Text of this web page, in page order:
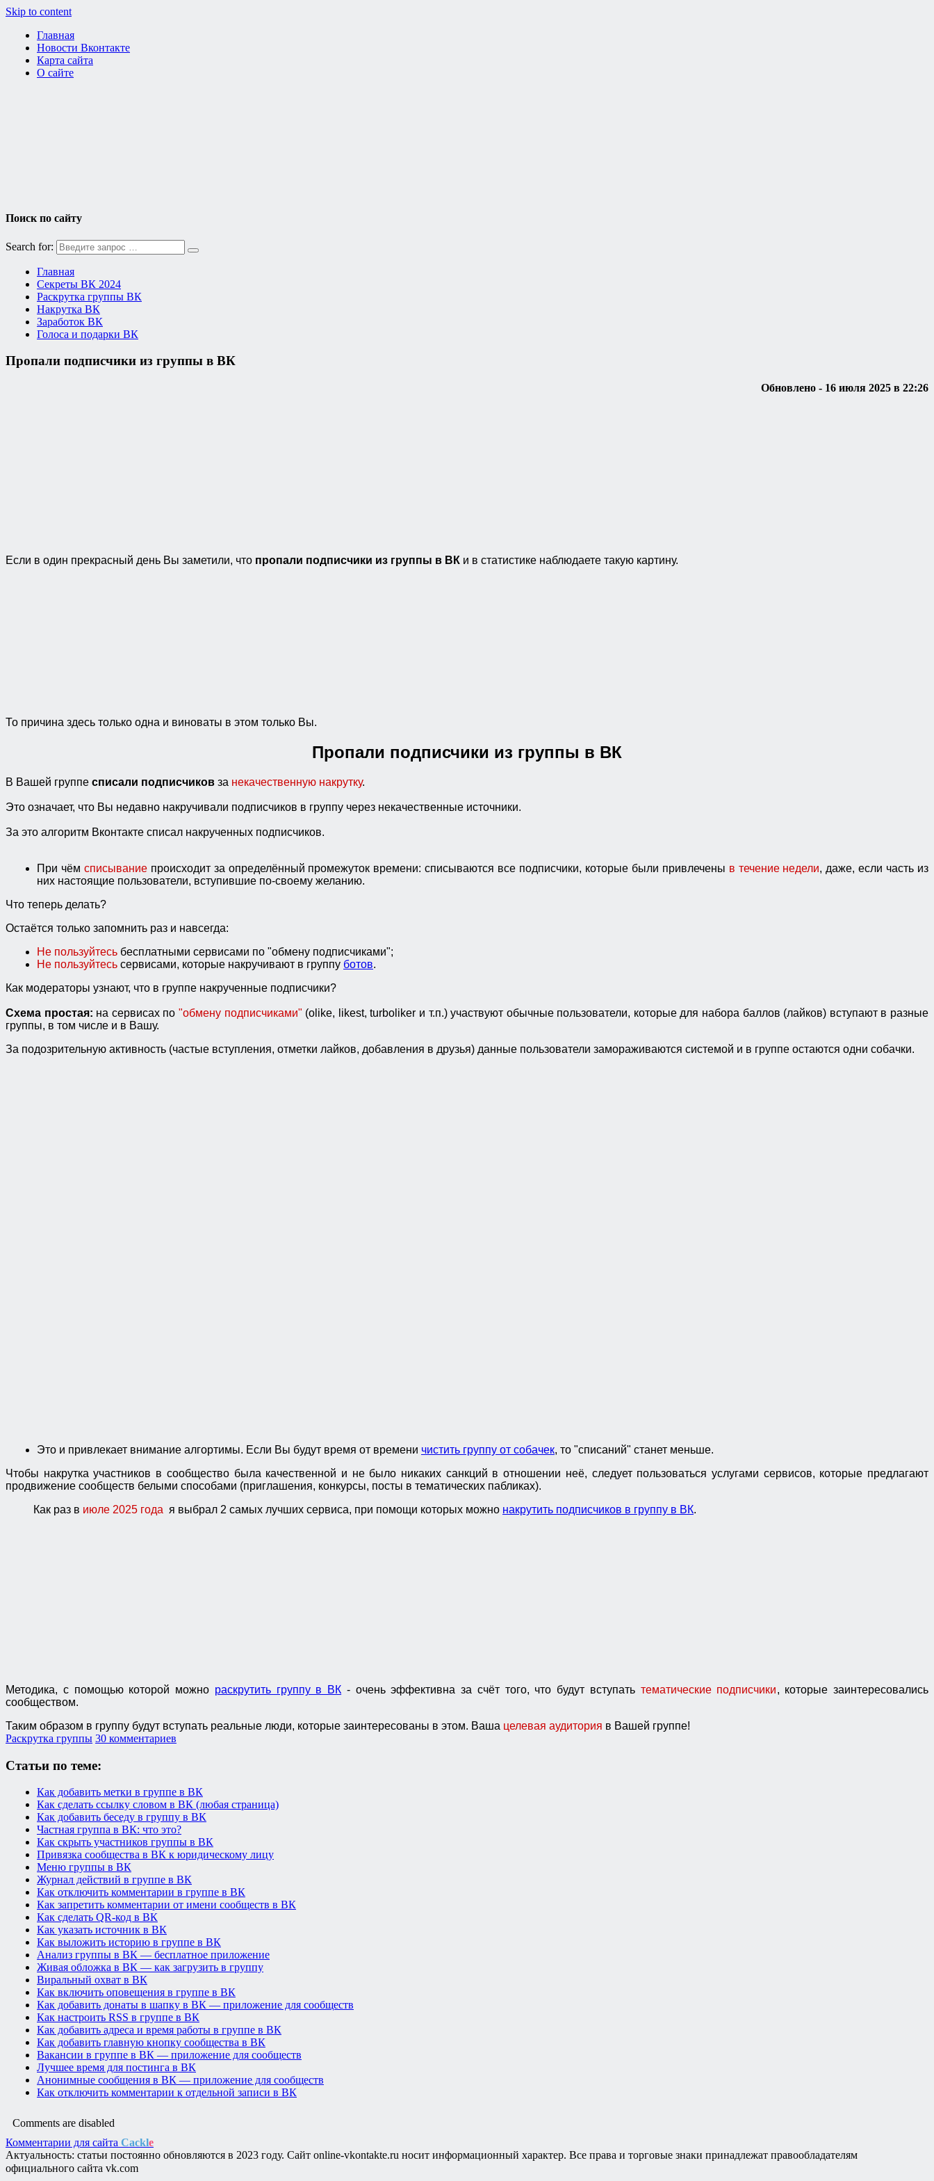
Skip to content
Главная
Новости Вконтакте
Карта сайта
О сайте
Поиск по сайту
Search for:
Главная
Секреты ВК 2024
Раскрутка группы ВК
Накрутка ВК
Заработок ВК
Голоса и подарки ВК
Пропали подписчики из группы в ВК
Обновлено - 16 июля 2025 в 22:26
Если в один прекрасный день Вы заметили, что пропали подписчики из группы в ВК и в статистике наблюдаете такую картину.
То причина здесь только одна и виноваты в этом только Вы.
Пропали подписчики из группы в ВК
В Вашей группе списали подписчиков за некачественную накрутку.
Это означает, что Вы недавно накручивали подписчиков в группу через некачественные источники.
За это алгоритм Вконтакте списал накрученных подписчиков.
При чём списываниепроисходит за определённый промежуток времени: списываются все подписчики, которые были привлечены в течение недели, даже, если часть из
них настоящие пользователи, вступившие по-своему желанию.
Что теперь делать?
Остаётся только запомнить раз и навсегда:
Не пользуйтесь бесплатными сервисами по "обмену подписчиками";
Не пользуйтесь сервисами, которые накручивают в группу ботов.
Как модераторы узнают, что в группе накрученные подписчики?
Схема простая: на сервисах по "обмену подписчиками" (olike, likest, turboliker и т.п.) участвуют обычные пользователи, которые для набора баллов (лайков) вступают в разные
группы, в том числе и в Вашу.
За подозрительную активность (частые вступления, отметки лайков, добавления в друзья) данные пользователи замораживаются системой и в группе остаются одни собачки.
Это и привлекает внимание алгортимы. Если Вы будут время от времени чистить группу от собачек, то "списаний" станет меньше.
Чтобы накрутка участников в сообщество была качественной и не было никаких санкций в отношении неё, следует пользоваться услугами сервисов, которые предлагают
продвижение сообществ белыми способами (приглашения, конкурсы, посты в тематических пабликах).
Как раз в июле 2025 года я выбрал 2 самых лучших сервиса, при помощи которых можно накрутить подписчиков в группу в ВК.
Методика, с помощью которой можно раскрутить группу в ВК - очень эффективна за счёт того, что будут вступать тематические подписчики, которые заинтересовались
сообществом.
Таким образом в группу будут вступать реальные люди, которые заинтересованы в этом. Ваша целевая аудитория в Вашей группе!
Раскрутка группы 30 комментариев
Статьи по теме:
Как добавить метки в группе в ВК
Как сделать ссылку словом в ВК (любая страница)
Как добавить беседу в группу в ВК
Частная группа в ВК: что это?
Как скрыть участников группы в ВК
Привязка сообщества в ВК к юридическому лицу
Меню группы в ВК
Журнал действий в группе в ВК
Как отключить комментарии в группе в ВК
Как запретить комментарии от имени сообществ в ВК
Как сделать QR-код в ВК
Как указать источник в ВК
Как выложить историю в группе в ВК
Анализ группы в ВК — бесплатное приложение
Живая обложка в ВК — как загрузить в группу
Виральный охват в ВК
Как включить оповещения в группе в ВК
Как добавить донаты в шапку в ВК — приложение для сообществ
Как настроить RSS в группе в ВК
Как добавить адреса и время работы в группе в ВК
Как добавить главную кнопку сообщества в ВК
Вакансии в группе в ВК — приложение для сообществ
Лучшее время для постинга в ВК
Анонимные сообщения в ВК — приложение для сообществ
Как отключить комментарии к отдельной записи в ВК
Comments are disabled
Комментарии для сайта Cackle
Актуальность: статьи постоянно обновляются в 2023 году. Сайт online-vkontakte.ru носит информационный характер. Все права и торговые знаки принадлежат правообладателям
официального сайта vk.com